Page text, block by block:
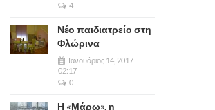
4
Νέο παιδιατρείο στη
Φλώρινα
Ιανουάριος 14, 2017
02:17
0
Η «Μάρω», η